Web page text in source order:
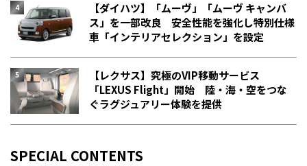
【ダイハツ】「ムーヴ」「ムーヴ キャンバ
ス」を一部改良 安全性能を強化し特別仕様
車「インテリアセレクション」を設定
【レクサス】究極のVIP移動サービス
「LEXUS Flight」開始 陸・海・空をつな
ぐラグジュアリー体験を提供
SPECIAL CONTENTS